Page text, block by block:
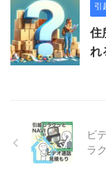
引
住
れ
ビ
ラ